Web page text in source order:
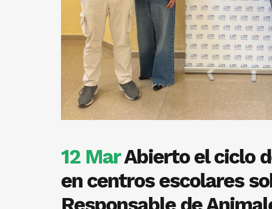
12 MarAbierto el ciclo
en centros escolares